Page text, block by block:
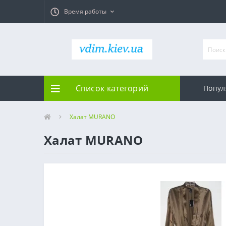
Время работы
Список категорий
Халат MURANO
Халат MURANO